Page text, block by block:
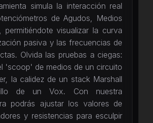
simula la interacción real
de Agudos, Medios
permitiéndote visualizar la curva
pasiva y las frecuencias de
Olvida las pruebas a ciegas:
'scoop' de medios de un circuito
la calidez de un stack Marshall
de un Vox. Con nuestra
podrás ajustar los valores de
y resistencias para esculpir